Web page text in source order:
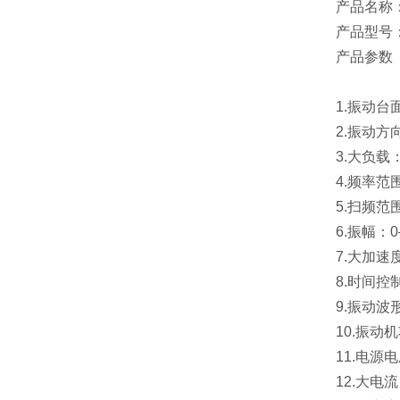
产品名称
产品型号
产品参数
1.振动台面
2.振动方向
3.大负载：
4.频率范
5.扫频范
6.振幅：
7.大加速度
8.时间控制
9.振动波形
10.振动机
11.电源电
12.大电流